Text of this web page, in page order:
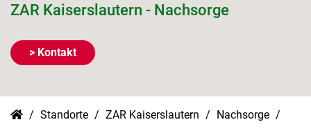
ZAR Kaiserslautern - Nachsorge
> Kontakt
Standorte ZAR Kaiserslautern Nachsorge